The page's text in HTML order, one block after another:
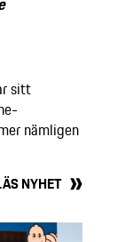
sitt
nämligen
NYHET